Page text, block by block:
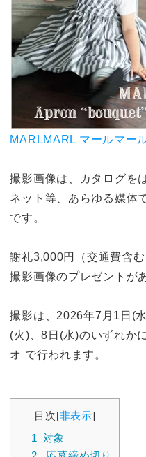
MARLMARL マールマー
撮影画像は、カタログを
ネット等、あらゆる媒体
です。
謝礼3,000円（交通費含
撮影画像のプレゼントが
撮影は、2026年7月1日(
(火)、8日(水)のいずれか
オ で行われます。
目次[非表示]
1 対象